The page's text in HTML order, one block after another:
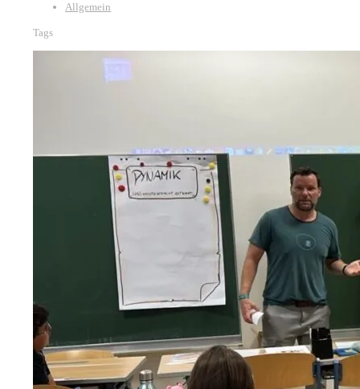
Allgemein
Tags